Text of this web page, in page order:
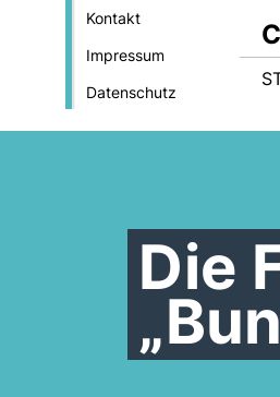
Kontakt
Impressum
Datenschutz
Die